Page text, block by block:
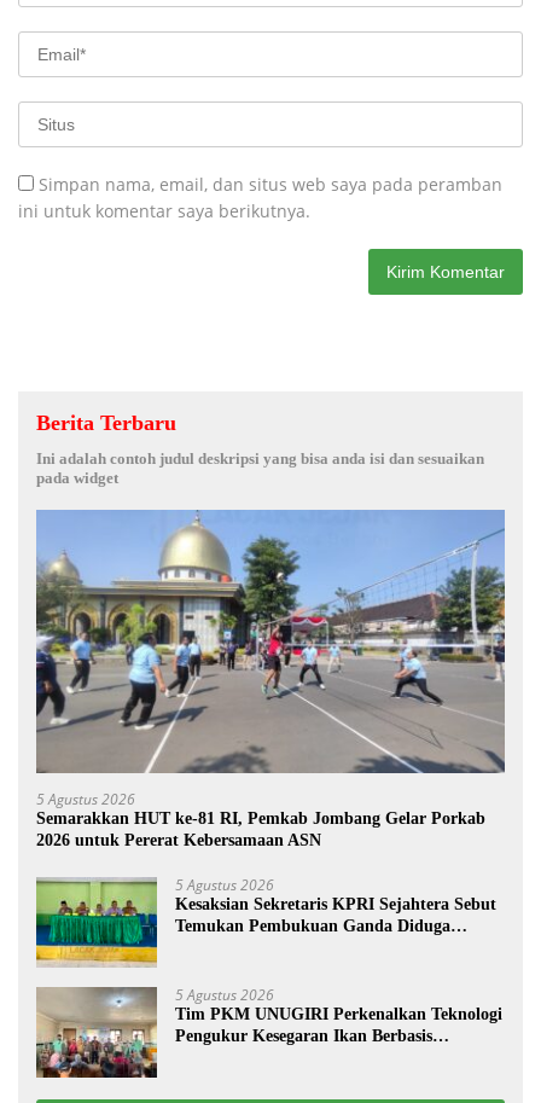
Simpan nama, email, dan situs web saya pada peramban
ini untuk komentar saya berikutnya.
Berita Terbaru
Ini adalah contoh judul deskripsi yang bisa anda isi dan sesuaikan
pada widget
5 Agustus 2026
Semarakkan HUT ke-81 RI, Pemkab Jombang Gelar Porkab
2026 untuk Pererat Kebersamaan ASN
5 Agustus 2026
Kesaksian Sekretaris KPRI Sejahtera Sebut
Temukan Pembukuan Ganda Diduga
5 Agustus 2026
Tim PKM UNUGIRI Perkenalkan Teknologi
Pengukur Kesegaran Ikan Berbasis